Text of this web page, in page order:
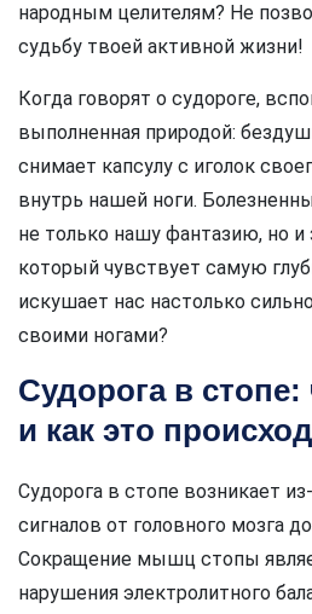
народным целителям? Не
судьбу твоей активной жизни!
Когда говорят о судороге,
выполненная природой:
снимает капсулу с иголок
внутрь нашей ноги.
не только нашу фантазию, но и
который чувствует самую
искушает нас настолько
своими ногами?
Судорога в стопе:
и как это
Судорога в стопе возникает
сигналов от головного мозга
Сокращение мышц стопы
нарушения электролитного